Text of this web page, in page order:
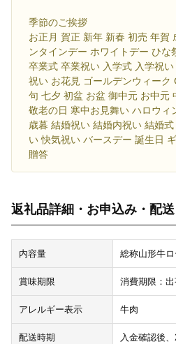
季節のご挨拶
お正月 賀正 新年 新春 初売 年賀
ンタインデー ホワイトデー ひな
卒業式 卒業祝い 入学式 入学祝
祝い お花見 ゴールデンウィーク
句 七夕 初盆 お盆 御中元 お中元
敬老の日 寒中お見舞い ハロウィ
歳暮 結婚祝い 結婚内祝い 結婚
い 快気祝い バースデー 誕生日
贈答
返礼品詳細・お申込み・配送
内容量 総称山形牛
賞味期限 消費期限：
アレルギー表示 牛肉
配送時期
入金確認後